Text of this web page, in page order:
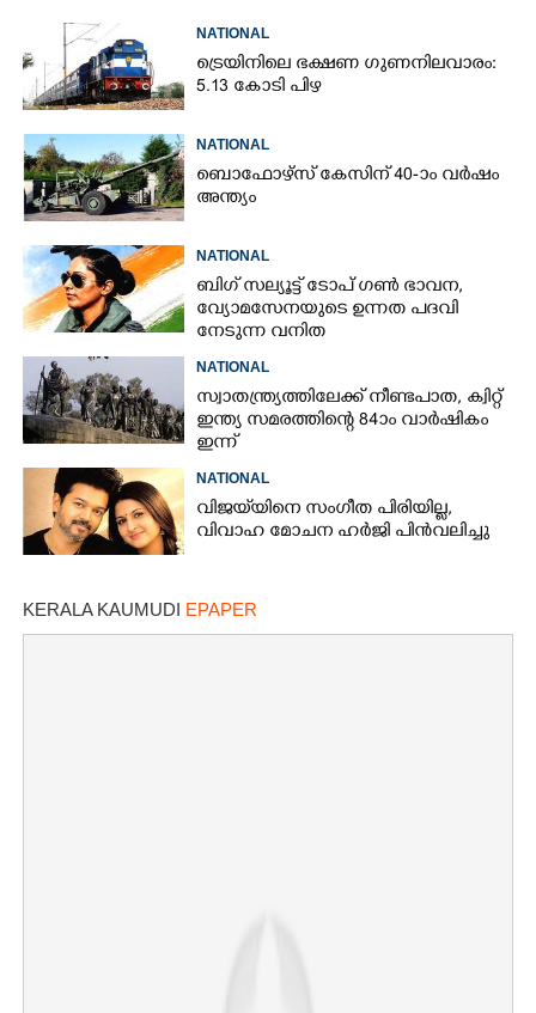
NATIONAL
ട്രെയിനിലെ ഭക്ഷണ ഗുണനിലവാരം:
5.13 കോടി പിഴ
NATIONAL
ബൊഫോഴ്സ് കേസിന് 40-ാം വ‌ർഷം
അന്ത്യം
NATIONAL
ബിഗ് സല്യൂട്ട് ടോപ് ഗൺ ഭാവന,​
വ്യോമസേനയുടെ ഉന്നത പദവി
നേടുന്ന വനിത
NATIONAL
സ്വാതന്ത്ര്യത്തിലേക്ക് നീണ്ടപാത, ക്വിറ്റ്
ഇന്ത്യ സമരത്തിന്റെ 84ാം വാർഷികം
ഇന്ന്
NATIONAL
വിജയ്‌യിനെ സംഗീത പിരിയില്ല,
വിവാഹ മോചന ഹർജി പിൻവലിച്ചു
KERALA KAUMUDI EPAPER